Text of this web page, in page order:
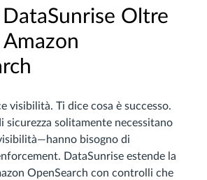
Oltre
Amazon
visibilità. Ti dice cosa è successo.
sicurezza solitamente necessitano
bisogno di
DataSunrise estende la
OpenSearch con controlli che